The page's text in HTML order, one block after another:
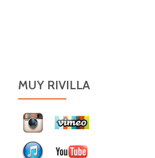
MUY RIVILLA